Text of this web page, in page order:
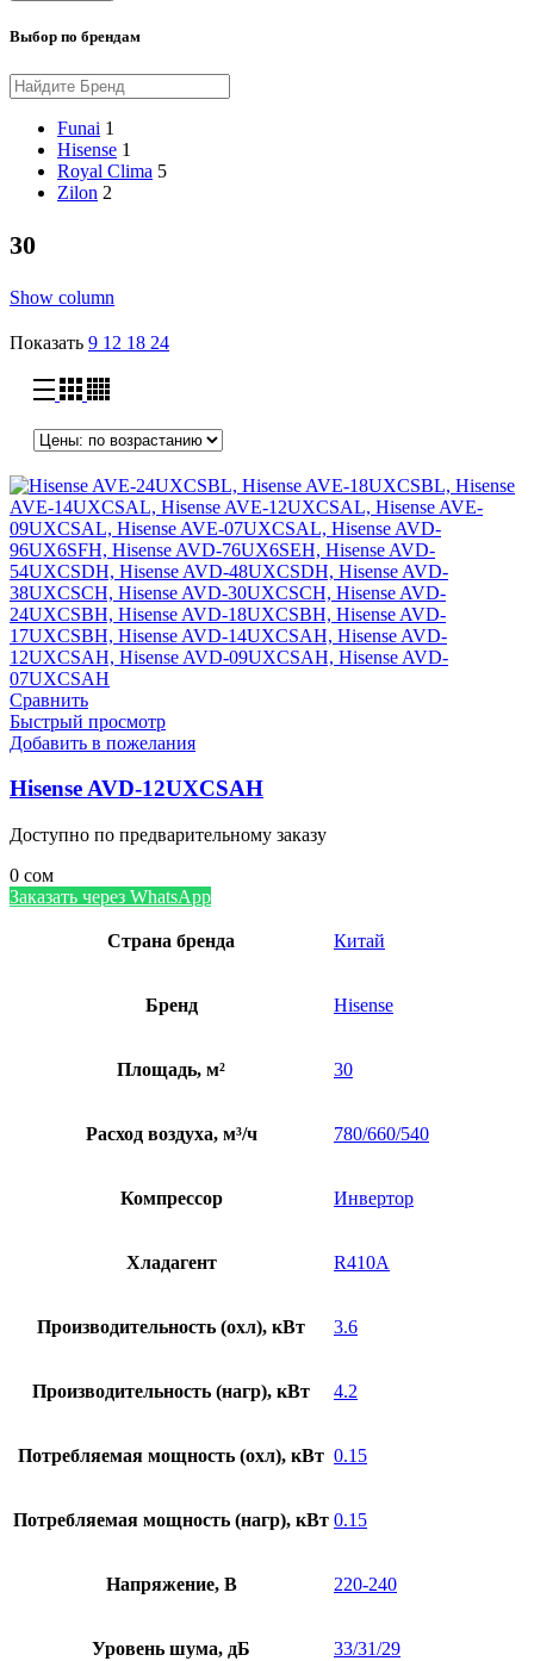
Выбор по брендам
Funai 1
Hisense 1
Royal Clima 5
Zilon 2
30
Show column
Показать 9 12 18 24
Сравнить
Быстрый просмотр
Добавить в пожелания
Hisense AVD-12UXCSAH
Доступно по предварительному заказу
0 сом
Заказать через WhatsApp
Страна бренда Китай
Бренд Hisense
Площадь, м² 30
Расход воздуха, м³/ч 780/660/540
Компрессор Инвертор
Хладагент R410A
Производительность (охл), кВт 3.6
Производительность (нагр), кВт 4.2
Потребляемая мощность (охл), кВт 0.15
Потребляемая мощность (нагр), кВт 0.15
Напряжение, В 220-240
Уровень шума, дБ 33/31/29